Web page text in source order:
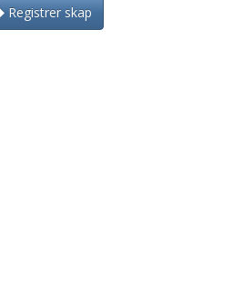
Registrer skap